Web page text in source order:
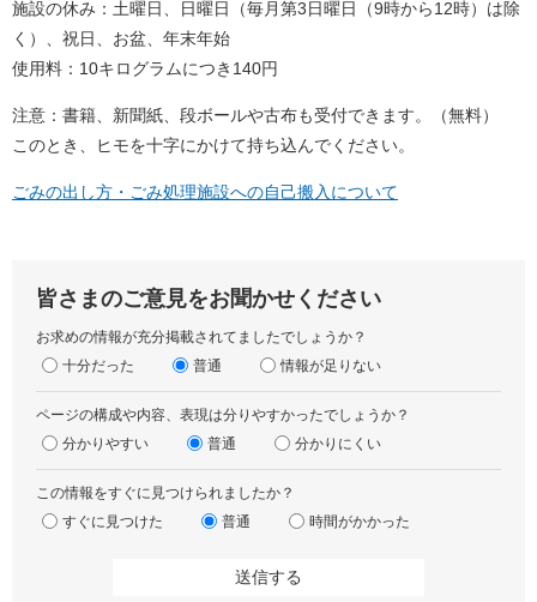
施設の休み：土曜日、日曜日（毎月第3日曜日（9時から12時）は除
く）、祝日、お盆、年末年始
使用料：10キログラムにつき140円
注意：書籍、新聞紙、段ボールや古布も受付できます。（無料）
このとき、ヒモを十字にかけて持ち込んでください。
ごみの出し方・ごみ処理施設への自己搬入について
皆さまのご意見をお聞かせください
お求めの情報が充分掲載されてましたでしょうか？
十分だった
普通 情報が足りない
ページの構成や内容、表現は分りやすかったでしょうか？
分かりやすい
普通 分かりにくい
この情報をすぐに見つけられましたか？
すぐに見つけた
普通 時間がかかった